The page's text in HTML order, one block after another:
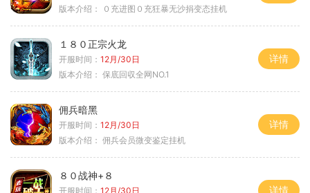
版本介绍：
０充进图０充狂暴无沙捐变态挂机
１８０正宗火龙
开服时间： 12月/30日
版本介绍： 保底回収全网NO.1
详情
佣兵暗黑
开服时间： 12月/30日
版本介绍： 佣兵会员微变鉴定挂机
详情
８０战神+８
开服时间： 12月/30日
详情